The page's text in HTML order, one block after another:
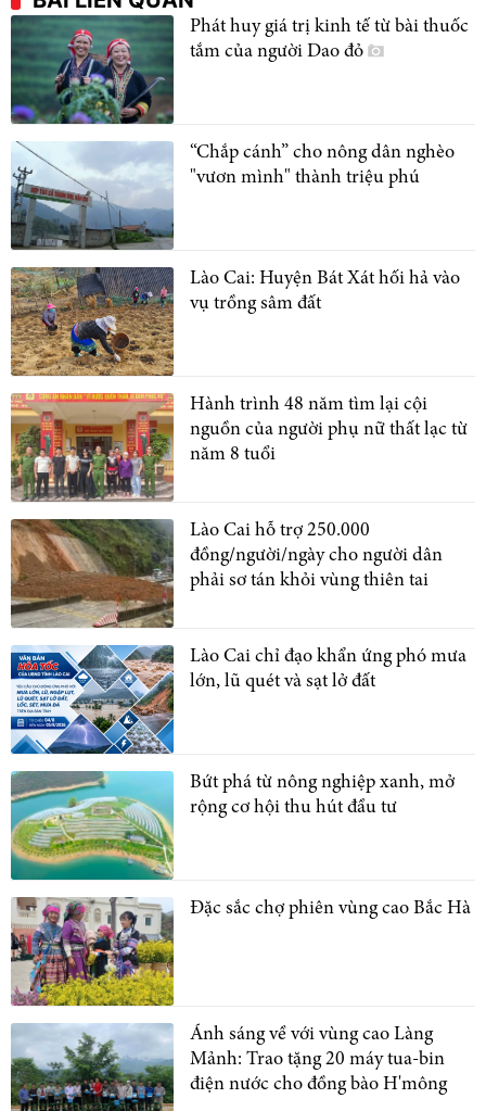
Phát huy giá trị kinh tế từ bài thuốc
tắm của người Dao đỏ
“Chắp cánh” cho nông dân nghèo
"vươn mình" thành triệu phú
Lào Cai: Huyện Bát Xát hối hả vào
vụ trồng sâm đất
Hành trình 48 năm tìm lại cội
nguồn của người phụ nữ thất lạc từ
năm 8 tuổi
Lào Cai hỗ trợ 250.000
đồng/người/ngày cho người dân
phải sơ tán khỏi vùng thiên tai
Lào Cai chỉ đạo khẩn ứng phó mưa
lớn, lũ quét và sạt lở đất
Bứt phá từ nông nghiệp xanh, mở
rộng cơ hội thu hút đầu tư
Đặc sắc chợ phiên vùng cao Bắc Hà
Ánh sáng về với vùng cao Làng
Mảnh: Trao tặng 20 máy tua-bin
điện nước cho đồng bào H'mông